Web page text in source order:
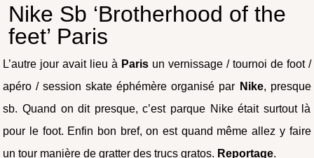
Nike Sb ‘Brotherhood of the
feet’ Paris
L’autre jour avait lieu à Paris un vernissage / tournoi de foot /
apéro / session skate éphémère organisé par Nike, presque
sb. Quand on dit presque, c’est parque Nike était surtout là
pour le foot. Enfin bon bref, on est quand même allez y faire
un tour manière de gratter des trucs gratos. Reportage.